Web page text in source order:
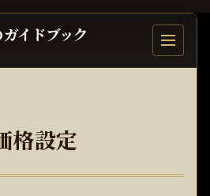
イドブック
目次を開
格設定